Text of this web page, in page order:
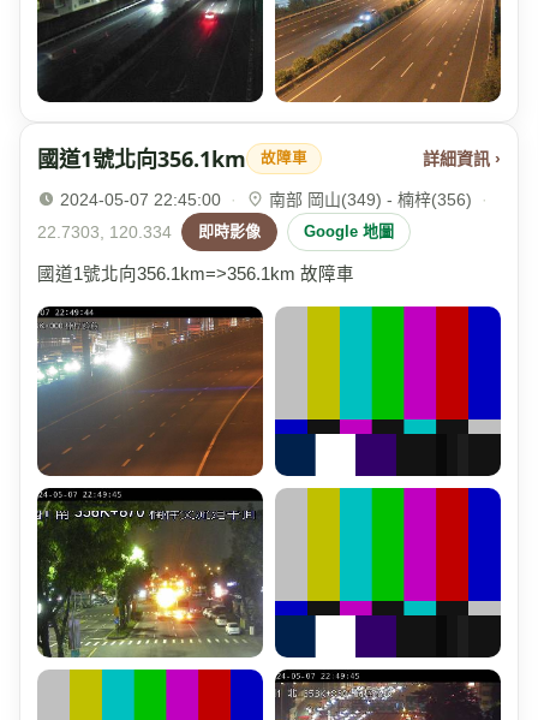
國道1號北向356.1km 故障車 詳細資訊 ›
2024-05-07 22:45:00 · 南部 岡山(349) - 楠梓(356)
·
22.7303, 120.334
即時影像 Google 地圖
國道1號北向356.1km=>356.1km 故障車